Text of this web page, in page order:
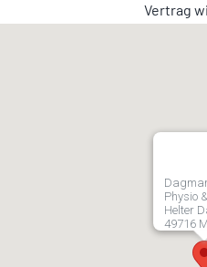
Vertrag
Physio
Helter
49716